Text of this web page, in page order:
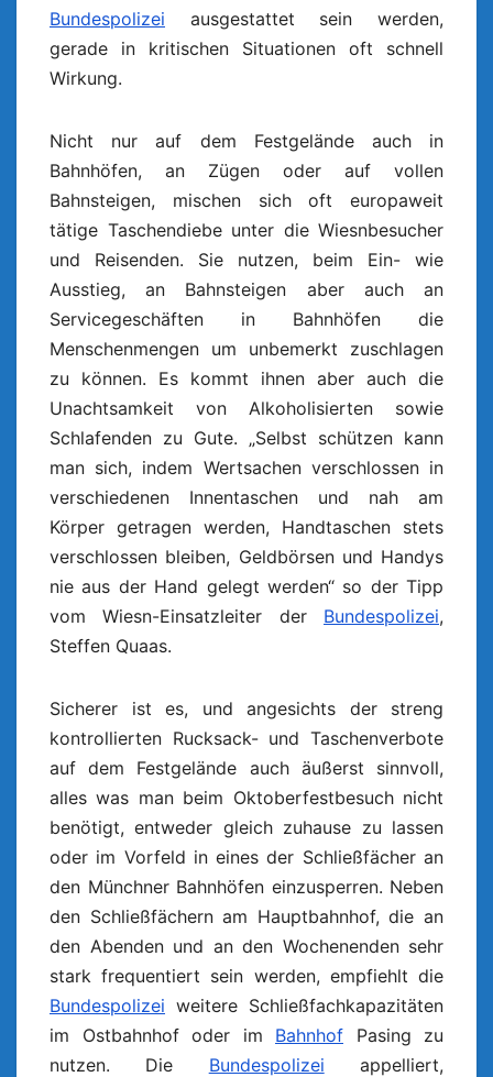
Bundespolizei ausgestattet sein werden,
gerade in kritischen Situationen oft schnell
Wirkung.
Nicht nur auf dem Festgelände auch in
Bahnhöfen, an Zügen oder auf vollen
Bahnsteigen, mischen sich oft europaweit
tätige Taschendiebe unter die Wiesnbesucher
und Reisenden. Sie nutzen, beim Ein- wie
Ausstieg, an Bahnsteigen aber auch an
Servicegeschäften in Bahnhöfen die
Menschenmengen um unbemerkt zuschlagen
zu können. Es kommt ihnen aber auch die
Unachtsamkeit von Alkoholisierten sowie
Schlafenden zu Gute. „Selbst schützen kann
man sich, indem Wertsachen verschlossen in
verschiedenen Innentaschen und nah am
Körper getragen werden, Handtaschen stets
verschlossen bleiben, Geldbörsen und Handys
nie aus der Hand gelegt werden“ so der Tipp
vom Wiesn-Einsatzleiter der Bundespolizei,
Steffen Quaas.
Sicherer ist es, und angesichts der streng
kontrollierten Rucksack- und Taschenverbote
auf dem Festgelände auch äußerst sinnvoll,
alles was man beim Oktoberfestbesuch nicht
benötigt, entweder gleich zuhause zu lassen
oder im Vorfeld in eines der Schließfächer an
den Münchner Bahnhöfen einzusperren. Neben
den Schließfächern am Hauptbahnhof, die an
den Abenden und an den Wochenenden sehr
stark frequentiert sein werden, empfiehlt die
Bundespolizei weitere Schließfachkapazitäten
im Ostbahnhof oder im Bahnhof Pasing zu
nutzen. Die Bundespolizei appelliert,